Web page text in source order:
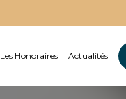
Les Honoraires Actualités